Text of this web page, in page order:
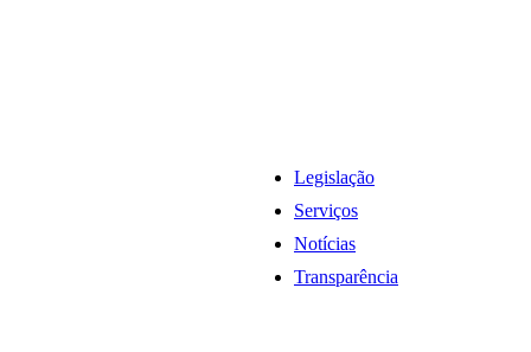
Legislação
Serviços
Notícias
Transparência